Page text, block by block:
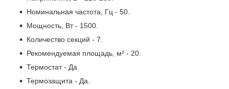
Номинальная частота, Гц - 50.
Мощность, Вт - 1500.
Количество секций - 7.
Рекомендуемая площадь, м² - 20.
Термостат - Да.
Термозащита - Да.